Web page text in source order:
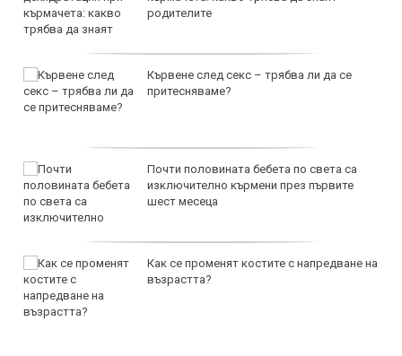
родителите
Кървене след секс – трябва ли да се
притесняваме?
Почти половината бебета по света са
изключително кърмени през първите
шест месеца
Как се променят костите с напредване на
възрастта?